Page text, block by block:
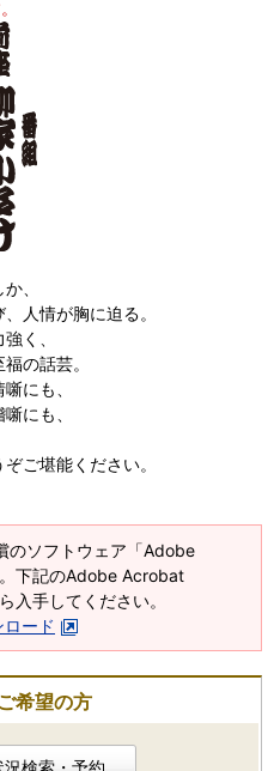
、
人情が胸に迫る。
く、
の話芸。
にも、
にも、
ご堪能ください。
のソフトウェア「Adobe
下記のAdobe Acrobat
入手してください。
ード
希望の方